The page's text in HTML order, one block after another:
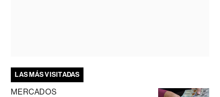
LAS MÁS VISITADAS
MERCADOS